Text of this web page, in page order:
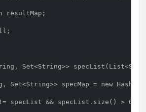
resultMap;
Set<String>>
Set<String>> specMap = new
specList && specList.size() > 0) {